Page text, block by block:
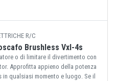
R/C
Brushless Vxl-4s
o di limitare il divertimento con
Approfitta appieno della potenza
qualsiasi momento e luogo. Se il